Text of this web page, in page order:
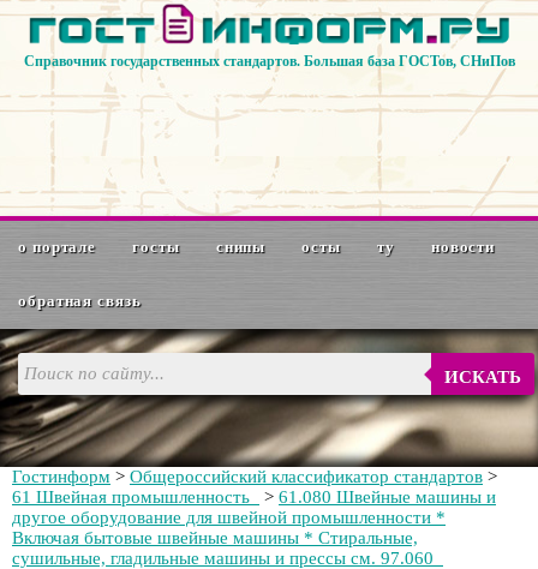
Справочник государственных стандартов. Большая база ГОСТов, СНиПов
о портале госты снипы осты ту новости
обратная связь
ИСКАТЬ
Гостинформ > Общероссийский классификатор стандартов >
61 Швейная промышленность
> 61.080 Швейные машины и
другое оборудование для швейной промышленности *
Включая бытовые швейные машины * Стиральные,
сушильные, гладильные машины и прессы см. 97.060